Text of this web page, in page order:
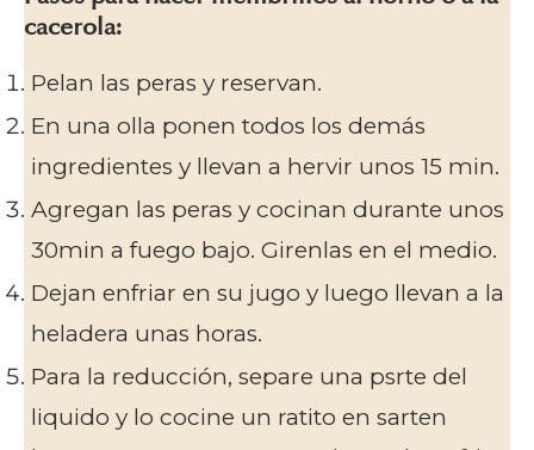
cacerola:
Pelan las peras y reservan.
En una olla ponen todos los demás
ingredientes y llevan a hervir unos 15 min.
Agregan las peras y cocinan durante unos
30min a fuego bajo. Girenlas en el medio.
Dejan enfriar en su jugo y luego llevan a la
heladera unas horas.
Para la reducción, separe una psrte del
liquido y lo cocine un ratito en sarten